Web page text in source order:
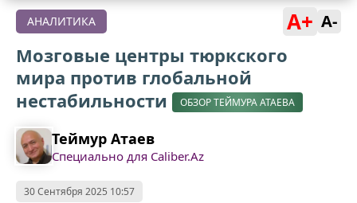
АНАЛИТИКА A+ A-
Мозговые центры тюркского
мира против глобальной
нестабильности
ОБЗОР ТЕЙМУРА АТАЕВА
Теймур Атаев
Специально для Caliber.Az
30 Сентября 2025 10:57